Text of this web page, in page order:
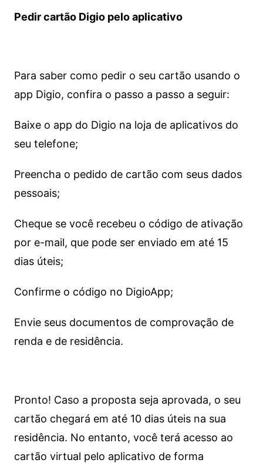
Pedir cartão Digio pelo aplicativo
Para saber como pedir o seu cartão usando o
app Digio, confira o passo a passo a seguir:
Baixe o app do Digio na loja de aplicativos do
seu telefone;
Preencha o pedido de cartão com seus dados
pessoais;
Cheque se você recebeu o código de ativação
por e-mail, que pode ser enviado em até 15
dias úteis;
Confirme o código no DigioApp;
Envie seus documentos de comprovação de
renda e de residência.
Pronto! Caso a proposta seja aprovada, o seu
cartão chegará em até 10 dias úteis na sua
residência. No entanto, você terá acesso ao
cartão virtual pelo aplicativo de forma